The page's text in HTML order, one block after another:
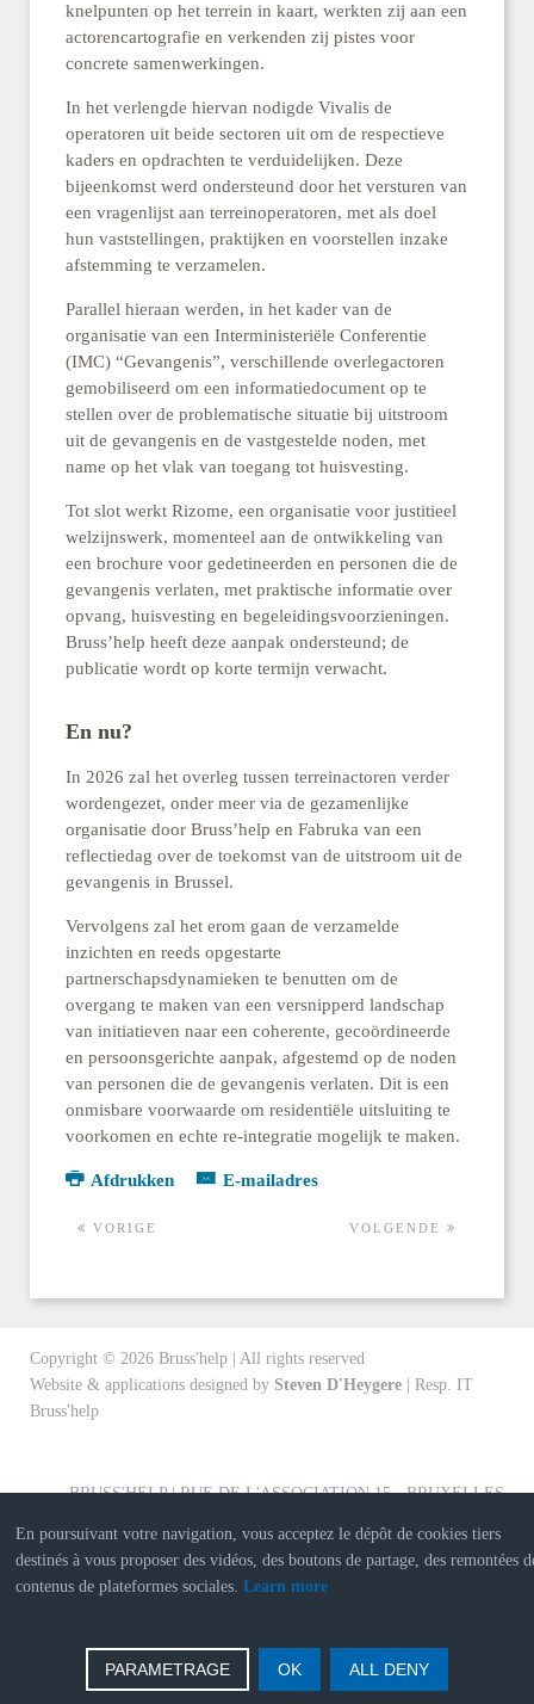
knelpunten op het terrein in kaart, werkten zij aan een
actorencartografie en verkenden zij pistes voor
concrete samenwerkingen.
In het verlengde hiervan nodigde Vivalis de
operatoren uit beide sectoren uit om de respectieve
kaders en opdrachten te verduidelijken. Deze
bijeenkomst werd ondersteund door het versturen van
een vragenlijst aan terreinoperatoren, met als doel
hun vaststellingen, praktijken en voorstellen inzake
afstemming te verzamelen.
Parallel hieraan werden, in het kader van de
organisatie van een Interministeriële Conferentie
(IMC) “Gevangenis”, verschillende overlegactoren
gemobiliseerd om een informatiedocument op te
stellen over de problematische situatie bij uitstroom
uit de gevangenis en de vastgestelde noden, met
name op het vlak van toegang tot huisvesting.
Tot slot werkt Rizome, een organisatie voor justitieel
welzijnswerk, momenteel aan de ontwikkeling van
een brochure voor gedetineerden en personen die de
gevangenis verlaten, met praktische informatie over
opvang, huisvesting en begeleidingsvoorzieningen.
Bruss’help heeft deze aanpak ondersteund; de
publicatie wordt op korte termijn verwacht.
En nu?
In 2026 zal het overleg tussen terreinactoren verder
wordengezet, onder meer via de gezamenlijke
organisatie door Bruss’help en Fabruka van een
reflectiedag over de toekomst van de uitstroom uit de
gevangenis in Brussel.
Vervolgens zal het erom gaan de verzamelde
inzichten en reeds opgestarte
partnerschapsdynamieken te benutten om de
overgang te maken van een versnipperd landschap
van initiatieven naar een coherente, gecoördineerde
en persoonsgerichte aanpak, afgestemd op de noden
van personen die de gevangenis verlaten. Dit is een
onmisbare voorwaarde om residentiële uitsluiting te
voorkomen en echte re-integratie mogelijk te maken.
Afdrukken E-mailadres
VORIGE VOLGENDE
Copyright © 2026 Bruss'help | All rights reserved
Website & applications designed by Steven D'Heygere | Resp. IT
Bruss'help
BRUSS'HELP | RUE DE L'ASSOCIATION 15 - BRUXELLES
En poursuivant votre navigation, vous acceptez le dépôt de cookies tiers
destinés à vous proposer des vidéos, des boutons de partage, des remontées
contenus de plateformes sociales.Learn more
PARAMETRAGE OK ALL DENY